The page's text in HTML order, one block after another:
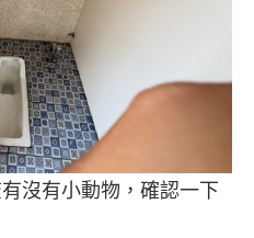
沒有小動物，確認一下